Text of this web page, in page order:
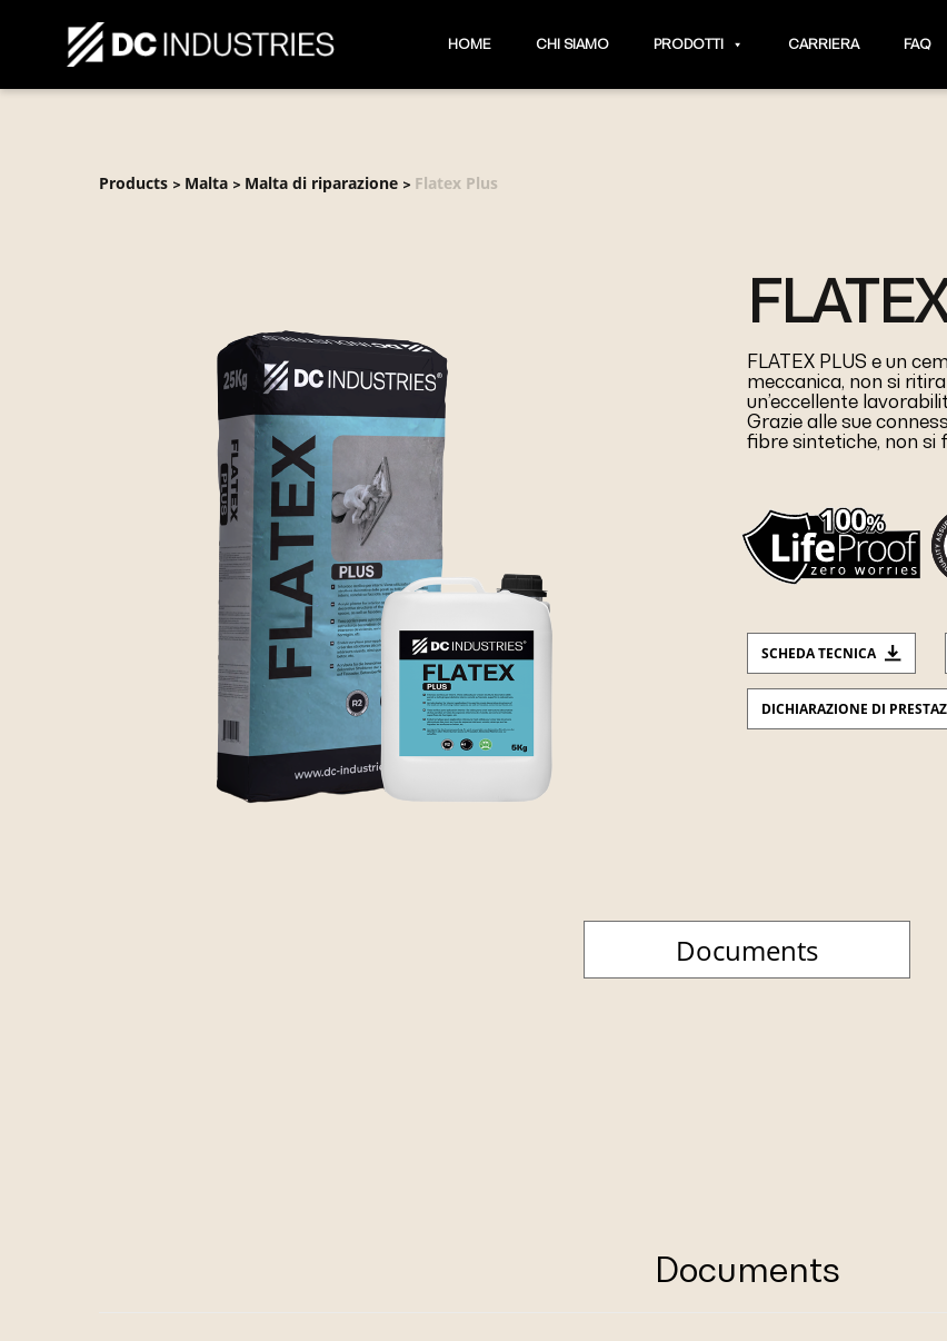
HOME CHI SIAMO PRODOTTI CARRIERA FAQ
Products > Malta > Malta di riparazione > Flatex Plus
FLATEX PLUS e un
meccanica, non si
un’eccellente
Grazie alle sue
fibre sintetiche, non si
SCHEDA TECNICA
DICHIARAZIONE DI
Documents
Documents